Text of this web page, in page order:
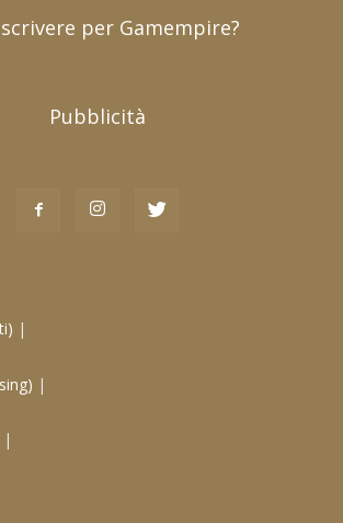
per Gamempire?
Pubblicità
|
|
|